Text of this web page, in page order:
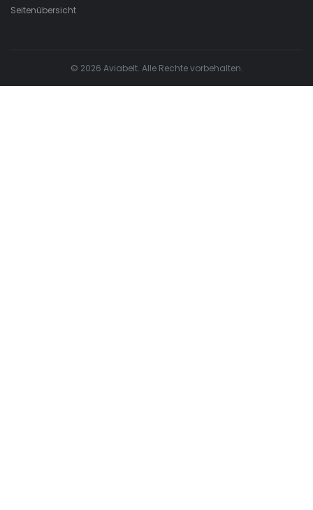
Seitenübersicht
© 2026 Aviabelt. Alle Rechte vorbehalten.